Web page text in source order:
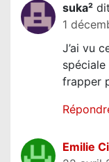
suka²
1
J’ai vu
frapper
Emilie